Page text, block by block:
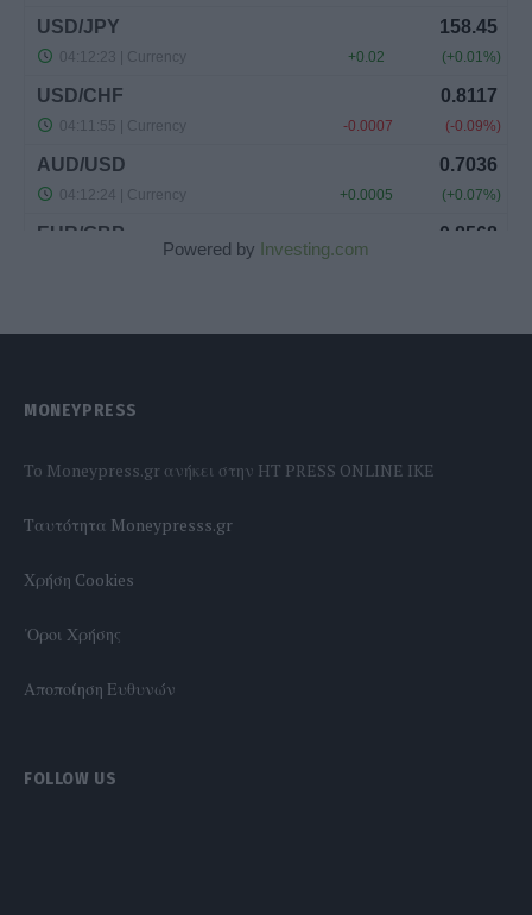
Powered by Investing.com
MONEYPRESS
To Moneypress.gr ανήκει στην HT PRESS ONLINE IKE
Tαυτότητα Moneypresss.gr
Χρήση Cookies
'Οροι Χρήσης
Αποποίηση Ευθυνών
FOLLOW US